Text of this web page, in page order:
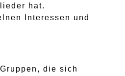
hat.
Interessen und
die sich